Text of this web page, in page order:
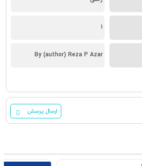
1
By (author) Reza P Azar
ارسال پرسش